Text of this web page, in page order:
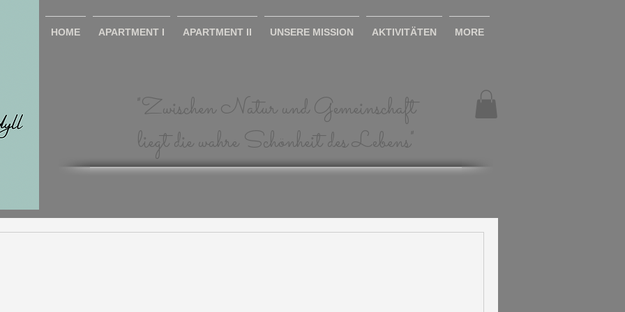
HOME APARTMENT I APARTMENT II UNSERE MISSION AKTIVITÄTEN MORE
"Zwischen Natur und Gemeinschaft
liegt die wahre Schönheit des Lebens"